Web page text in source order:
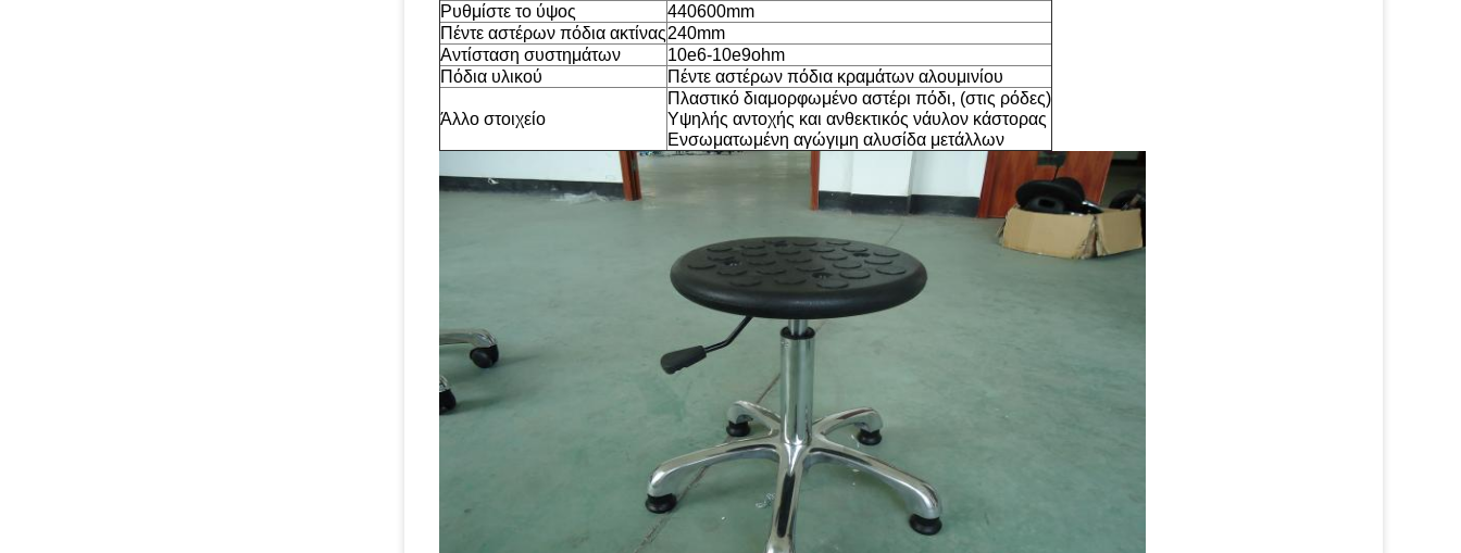
Ρυθμίστε το ύψος
440600mm
Πέντε αστέρων πόδια ακτίνας240mm
Αντίσταση συστημάτων
10e6-10e9ohm
Πόδια υλικού
Πέντε αστέρων πόδια κραμάτων αλουμινίου
Άλλο στοιχείο
Πλαστικό διαμορφωμένο αστέρι πόδι, (στις ρόδες)
Υψηλής αντοχής και ανθεκτικός νάυλον κάστορας
Ενσωματωμένη αγώγιμη αλυσίδα μετάλλων